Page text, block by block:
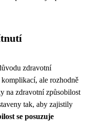
zdravotní
ale rozhodně
na zdravotní způsobilost
tak, aby zajistily
se posuzuje